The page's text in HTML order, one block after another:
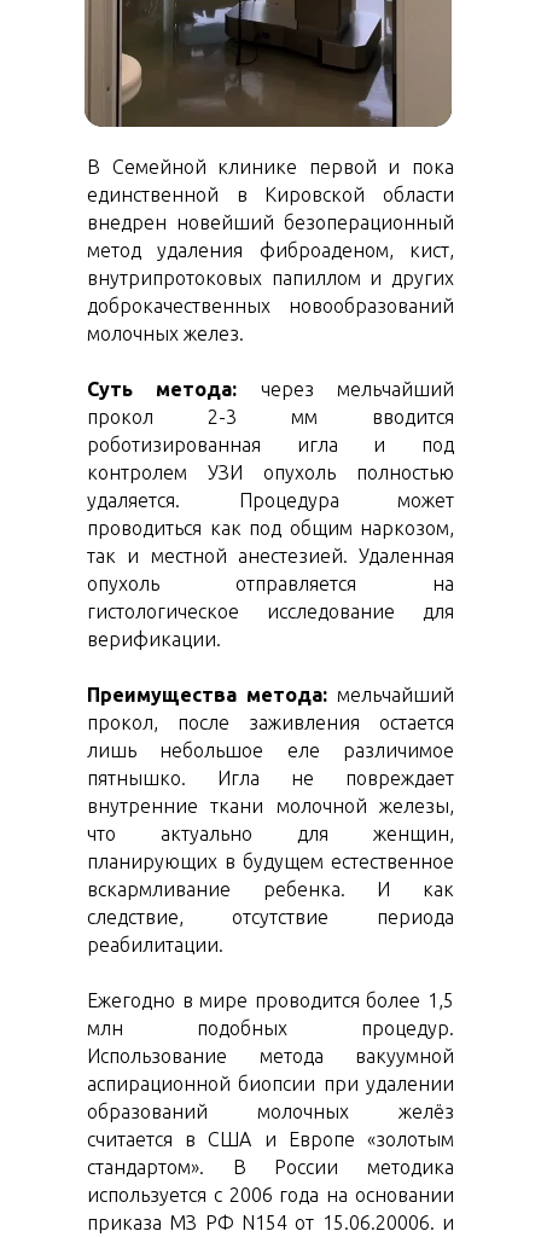
В Семейной клинике первой и пока
единственной в Кировской области
внедрен новейший безоперационный
метод удаления фиброаденом, кист,
внутрипротоковых папиллом и других
доброкачественных новообразований
молочных желез.
Суть метода: через мельчайший
прокол 2-3 мм вводится
роботизированная игла и под
контролем УЗИ опухоль полностью
удаляется. Процедура может
проводиться как под общим наркозом,
так и местной анестезией. Удаленная
опухоль отправляется на
гистологическое исследование для
верификации.
Преимущества метода: мельчайший
прокол, после заживления остается
лишь небольшое еле различимое
пятнышко. Игла не повреждает
внутренние ткани молочной железы,
что актуально для женщин,
планирующих в будущем естественное
вскармливание ребенка. И как
следствие, отсутствие периода
реабилитации.
Ежегодно в мире проводится более 1,5
млн подобных процедур.
Использование метода вакуумной
аспирационной биопсии при удалении
образований молочных желёз
считается в США и Европе «золотым
стандартом». В России методика
используется с 2006 года на основании
приказа МЗ РФ N154 от 15.06.20006. и